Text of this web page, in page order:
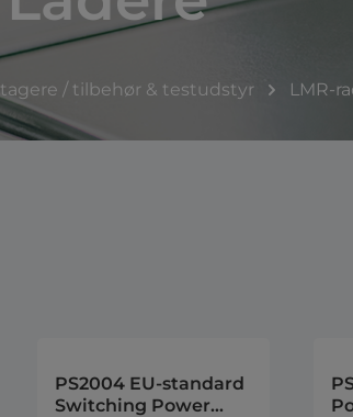
/ tilbehør & testudstyr LMR-
PS2004 EU-standard
Switching Power